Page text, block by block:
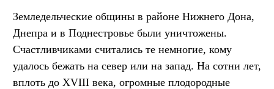
Земледельческие общины в районе Нижнего Дона,
Днепра и в Поднестровье были уничтожены.
Счастливчиками считались те немногие, кому
удалось бежать на север или на запад. На сотни лет,
вплоть до XVIII века, огромные плодородные